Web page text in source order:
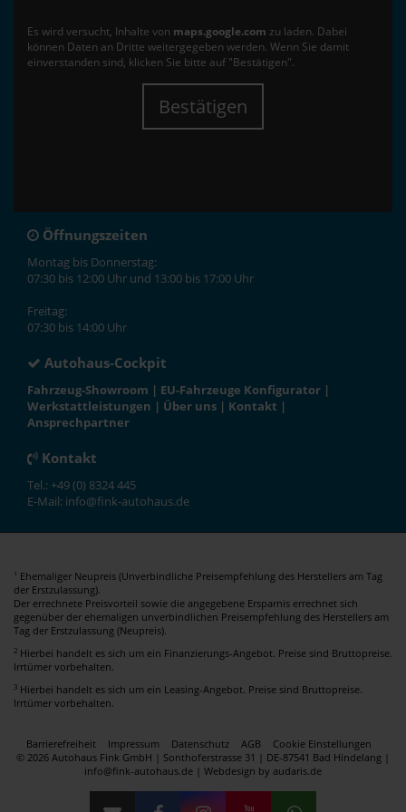
Es wird versucht, Inhalte von maps.google.com zu laden. Dabei
können Daten an Dritte weitergegeben werden. Wenn Sie damit
einverstanden sind, klicken Sie bitte auf "Bestätigen".
Bestätigen
Öffnungszeiten
Montag bis Donnerstag:
07:30 bis 12:00 Uhr und 13:00 bis 17:00 Uhr
Freitag:
07:30 bis 14:00 Uhr
Autohaus-Cockpit
Fahrzeug-Showroom | EU-Fahrzeuge Konfigurator |
Werkstattleistungen | Über uns | Kontakt |
Ansprechpartner
Kontakt
Tel.: +49 (0) 8324 445
E-Mail: info@fink-autohaus.de
1 Ehemaliger Neupreis (Unverbindliche Preisempfehlung des Herstellers am Tag
der Erstzulassung).
Der errechnete Preisvorteil sowie die angegebene Ersparnis errechnet sich
gegenüber der ehemaligen unverbindlichen Preisempfehlung des Herstellers am
Tag der Erstzulassung (Neupreis).
2 Hierbei handelt es sich um ein Finanzierungs-Angebot. Preise sind Bruttopreise.
Irrtümer vorbehalten.
3 Hierbei handelt es sich um ein Leasing-Angebot. Preise sind Bruttopreise.
Irrtümer vorbehalten.
Barrierefreiheit Impressum Datenschutz AGB
Cookie Einstellungen
© 2026 Autohaus Fink GmbH | Sonthoferstrasse 31 | DE-87541 Bad Hindelang |
info@fink-autohaus.de | Webdesign by audaris.de